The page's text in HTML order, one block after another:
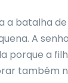
a batalha de
A
porque a
também